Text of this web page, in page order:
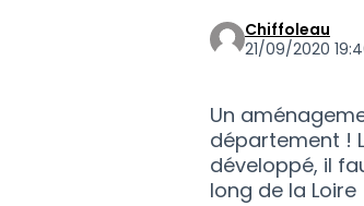
Chiffoleau
21/09/2020
Un
département !
développé, il
long de la Loire